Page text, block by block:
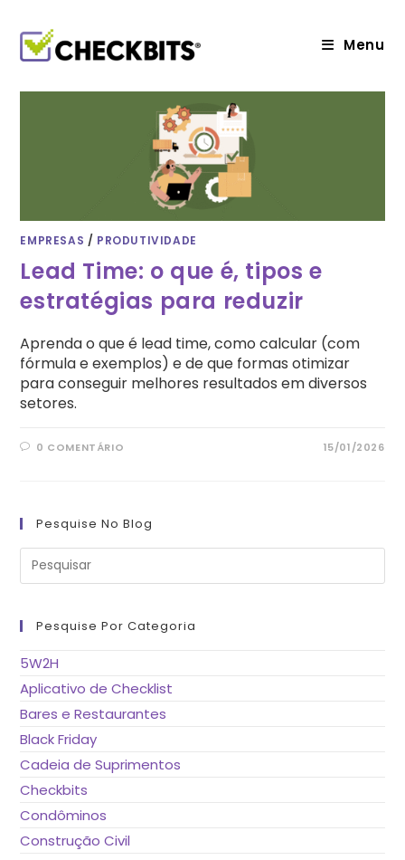
conteúdo
Menu
EMPRESAS / PRODUTIVIDADE
Lead Time: o que é, tipos e
estratégias para reduzir
Aprenda o que é lead time, como calcular (com
fórmula e exemplos) e de que formas otimizar
para conseguir melhores resultados em diversos
setores.
0 COMENTÁRIO 15/01/2026
Pesquise No Blog
Pesquise Por Categoria
5W2H
Aplicativo de Checklist
Bares e Restaurantes
Black Friday
Cadeia de Suprimentos
Checkbits
Condôminos
Construção Civil